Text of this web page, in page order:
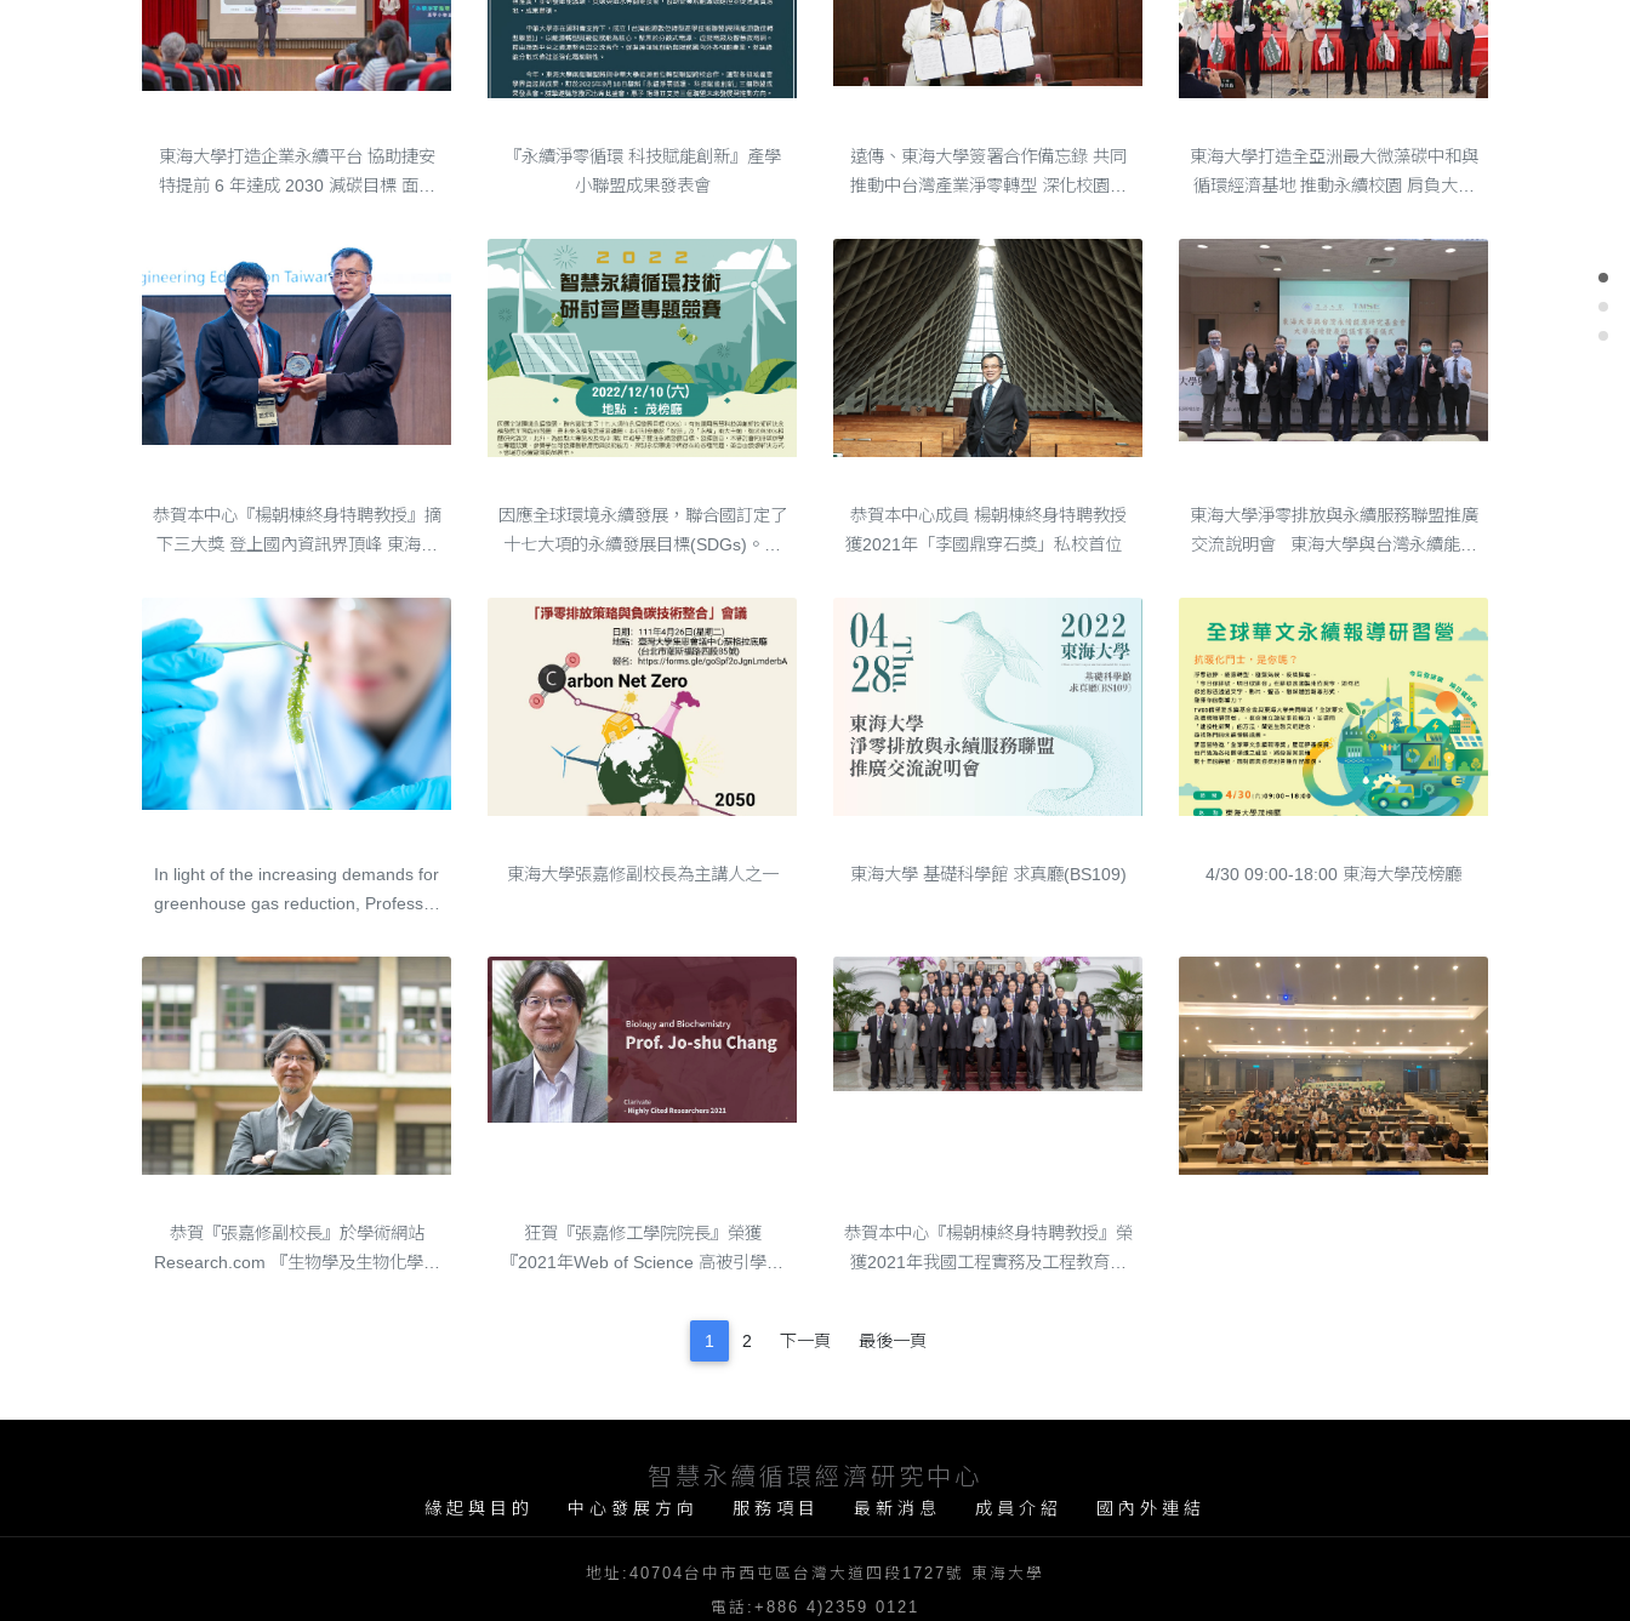
東海大學打造企業永續平台 協助捷安
特提前 6 年達成 2030 減碳目標 面對
造「企業永續影響力平台」，積極協助
企業加速淨零轉型，包含助力
GIANT（巨大集團）完成全球第一台碳
纖公....
『永續淨零循環 科技賦能創新』產學
小聯盟成果發表會
遠傳、東海大學簽署合作備忘錄 共同
推動中台灣產業淨零轉型 深化校園數
慧碳中和園區」開幕儀式，遠傳電信總
經理井琪受邀出席，並與東海大學校長
張國恩簽署合作備忘錄（MOU），....
東海大學打造全亞洲最大微藻碳中和與
循環經濟基地 推動永續校園 肩負大學
15:39:12)全亞洲最大校園微藻碳中和
與循環經濟基地登場！ 為推動2050淨
零排放目標，東海大學以AI建築、環
工....
恭賀本中心『楊朝棟終身特聘教授』摘
下三大獎 登上國內資訊界頂峰 東海大
教授楊朝棟更一舉拿下三項資訊教師大
獎，包括「2022 資訊榮譽獎章」、
「2022 傑出產業貢獻獎，以及「2023
....
因應全球環境永續發展，聯合國訂定了
十七大項的永續發展目標(SDGs)。有
展所面臨的問題，是未來永續發展重要
議題。本研討會基於「智慧」及「永
續」兩大主軸，徵求與SDGs相關研究
論....
恭賀本中心成員 楊朝棟終身特聘教授
東海大學淨零排放與永續服務聯盟推廣
交流說明會 東海大學與台灣永續能源
儀式」今(4/28)日於東海大學求真廳舉
行。會議邀請產官學界代表，針對氣候
變遷、淨零轉型....
In light of the increasing demands for
greenhouse gas reduction, Professor
developing microalgae-based
technologies for CO2 reduction,
biofuels production and biorefinery.
The microalgae’s photobiosynthesis
function is the most natural and
sustain....
東海大學張嘉修副校長為主講人之一 東海大學 基礎科學館 求真廳(BS109) 4/30 09:00-18:00 東海大學茂榜廳
恭賀『張嘉修副校長』於學術網站
Research.com 『生物學及生物化學』
狂賀『張嘉修工學院院長』榮獲
『2021年Web of Science 高被引學者
恭賀本中心『楊朝棟終身特聘教授』榮
獲2021年我國工程實務及工程教育傑
1 2 下一頁 最後一頁
智慧永續循環經濟研究中心
緣起與目的 中心發展方向 服務項目 最新消息 成員介紹 國內外連結
地址:40704台中市西屯區台灣大道四段1727號 東海大學
電話:+886 4)2359 0121